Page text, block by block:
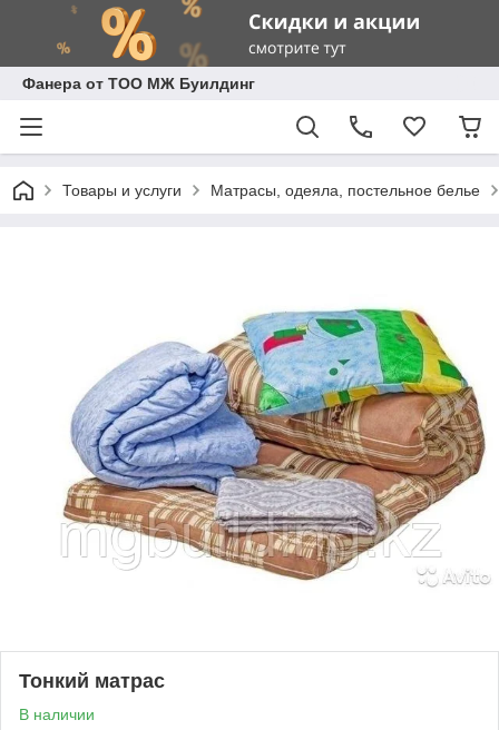
Фанера от ТОО МЖ Буилдинг
Товары и услуги Матрасы, одеяла, постельное белье
Тонкий матрас
В наличии